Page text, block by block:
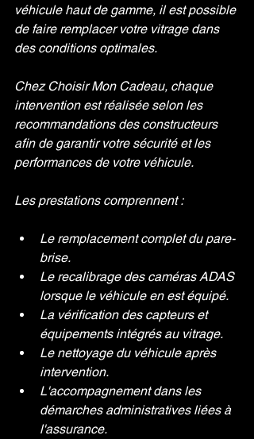
véhicule haut de gamme, il est possible
de faire remplacer votre vitrage dans
des conditions optimales.
Chez Choisir Mon Cadeau, chaque
intervention est réalisée selon les
recommandations des constructeurs
afin de garantir votre sécurité et les
performances de votre véhicule.
Les prestations comprennent :
Le remplacement complet du pare-
brise.
Le recalibrage des caméras ADAS
lorsque le véhicule en est équipé.
La vérification des capteurs et
équipements intégrés au vitrage.
Le nettoyage du véhicule après
intervention.
L'accompagnement dans les
démarches administratives liées à
l'assurance.